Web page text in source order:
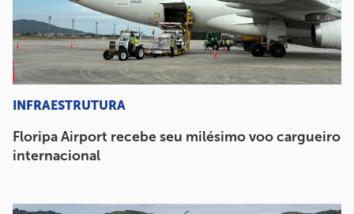
INFRAESTRUTURA
Floripa Airport recebe seu milésimo voo cargueiro
internacional